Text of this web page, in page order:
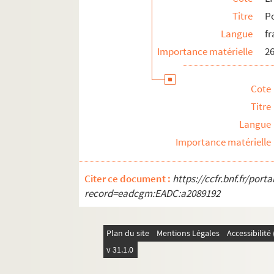
LF20. Articles extraits de journaux, histoire
LF21. Notes sur Lille et la région (1708-1912)
LF22. Lille - Ephémérides et notes
LF23. Bibliographie du Nord de la France
LF27. Lithographies et gravures,
LF29. II Portraits
Titre
Langue
Importance matérielle
Cote
Titre
Langue
Importance matérielle
Citer ce document : https://ccfr.bnf.fr/
record=eadcgm:EADC:a2089192
Plan du site Mentions Légales
v 31.1.0